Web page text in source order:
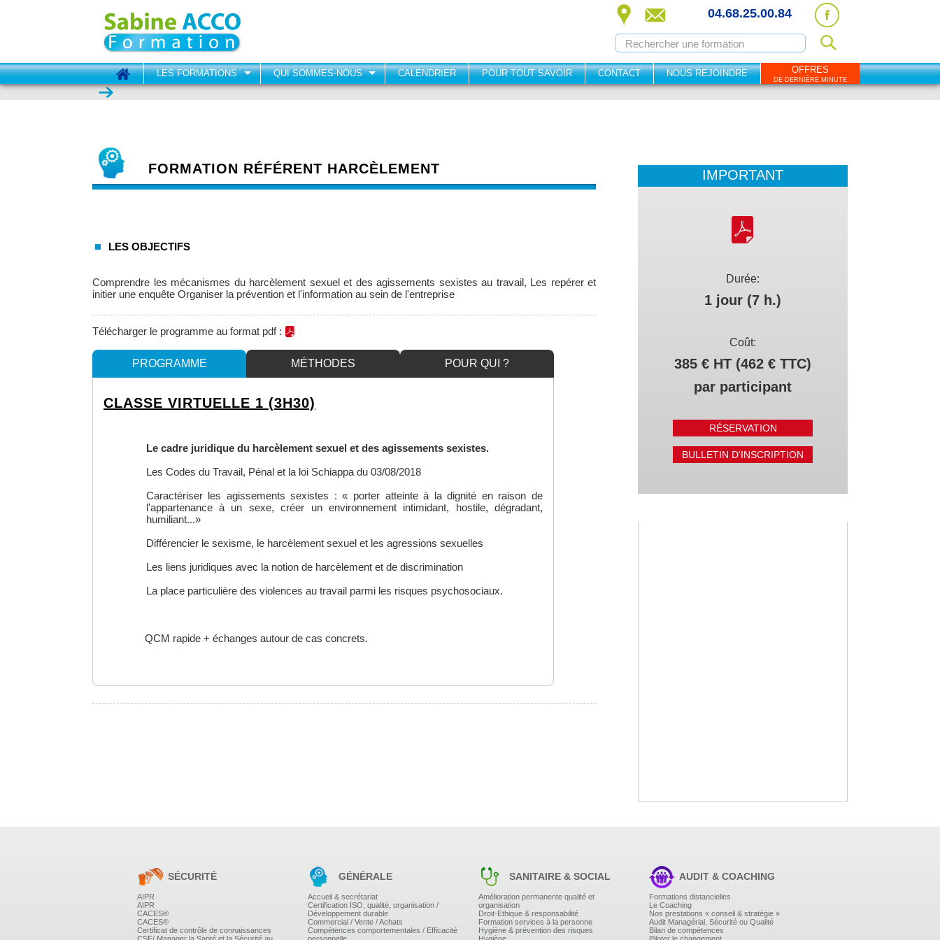
04.68.25.00.84
LES FORMATIONS QUI SOMMES-NOUS CALENDRIER POUR TOUT SAVOIR CONTACT NOUS REJOINDRE OFFRES
DE DERNIÈRE MINUTE
IMPORTANT
Durée:
1 jour (7 h.)
Coût:
385 € HT (462 € TTC)
par participant
RÉSERVATION
BULLETIN D'INSCRIPTION
FORMATION RÉFÉRENT HARCÈLEMENT
LES OBJECTIFS
Comprendre les mécanismes du harcèlement sexuel et des agissements sexistes au travail, Les repérer et
initier une enquête Organiser la prévention et l'information au sein de l'entreprise
Télécharger le programme au format pdf :
PROGRAMME MÉTHODES POUR QUI ?
CLASSE VIRTUELLE 1 (3H30)
Le cadre juridique du harcèlement sexuel et des agissements sexistes.
Les Codes du Travail, Pénal et la loi Schiappa du 03/08/2018
Caractériser les agissements sexistes : « porter atteinte à la dignité en raison de
l'appartenance à un sexe, créer un environnement intimidant, hostile, dégradant,
humiliant...»
Différencier le sexisme, le harcèlement sexuel et les agressions sexuelles
Les liens juridiques avec la notion de harcèlement et de discrimination
La place particulière des violences au travail parmi les risques psychosociaux.
QCM rapide + échanges autour de cas concrets.
La faute inexcusable de l'employeur
La charge de la preuve.
SÉCURITÉ
AIPR
AIPR
CACES®
CACES®
Certificat de contrôle de connaissances
GÉNÉRALE
Accueil & secrétariat
Certification ISO, qualité, organisation /
Développement durable
Commercial / Vente / Achats
Compétences comportementales / Efficacité
SANITAIRE & SOCIAL
Amélioration permanente qualité et
organisation
Droit-Ethique & responsabilité
Formation services à la personne
Hygiène & prévention des risques
AUDIT & COACHING
Formations distancielles
Le Coaching
Nos prestations « conseil & stratégie »
Audit Managérial, Sécurité ou Qualité
Bilan de compétences